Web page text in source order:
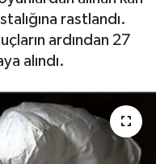
rastlandı.
ardından 27
alındı.